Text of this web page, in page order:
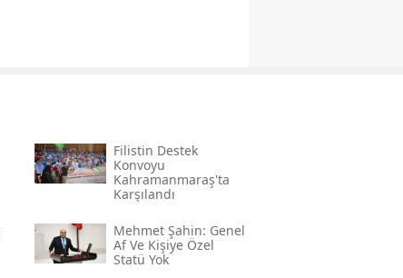
Filistin Destek
Konvoyu
Kahramanmaraş'ta
Karşılandı
Mehmet Şahin: Genel
Af Ve Kişiye Özel
Statü Yok